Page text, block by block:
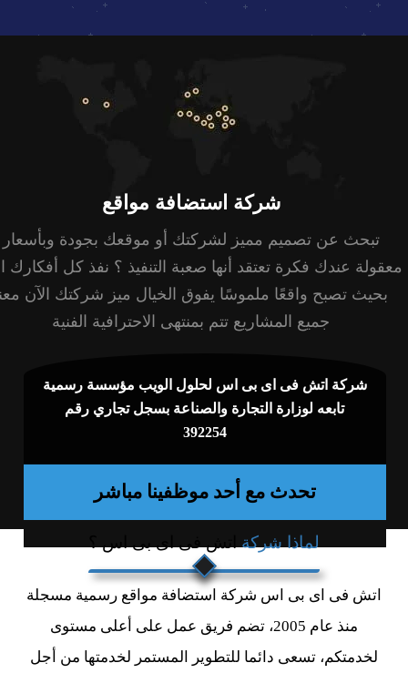
شركة استضافة مواقع
تبحث عن تصميم مميز لشركتك أو موقعك بجودة وبأسعار
معقولة عندك فكرة تعتقد أنها صعبة التنفيذ ؟ نفذ كل أفكارك
بحيث تصبح واقعًا ملموسًا يفوق الخيال ميز شركتك الآن
جميع المشاريع تتم بمنتهى الاحترافية الفنية
شركة اتش فى اى بى اس لحلول الويب مؤسسة رسمية
تابعه لوزارة التجارة والصناعة بسجل تجاري رقم
392254
تحدث مع أحد موظفينا مباشر
لماذا شركة
اتش فى اى بى اس شركة استضافة مواقع رسمية مسجلة
منذ عام 2005، تضم فريق عمل على أعلى مستوى
لخدمتكم، تسعى دائما للتطوير المستمر لخدمتها من أجل